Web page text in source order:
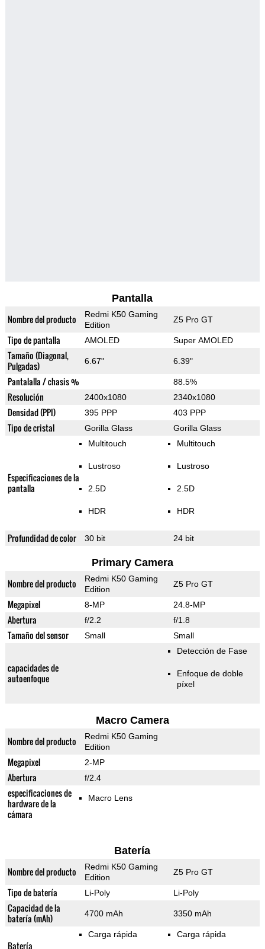
Pantalla
Nombre del producto
Redmi K50 Gaming
Edition
Z5 Pro GT
Tipo de pantalla AMOLED Super AMOLED
Tamaño (Diagonal,
Pulgadas)
6.67" 6.39"
Pantalalla / chasis % 88.5%
Resolución 2400x1080 2340x1080
Densidad (PPI) 395 PPP 403 PPP
Tipo de cristal Gorilla Glass Gorilla Glass
Especificaciones de la
pantalla
Multitouch
Lustroso
2.5D
HDR
Multitouch
Lustroso
2.5D
HDR
Profundidad de color 30 bit 24 bit
Primary Camera
Nombre del producto
Redmi K50 Gaming
Edition
Z5 Pro GT
Megapixel 8-MP 24.8-MP
Abertura f/2.2 f/1.8
Tamaño del sensor Small Small
capacidades de
autoenfoque
Detección de Fase
Enfoque de doble
píxel
Macro Camera
Nombre del producto
Redmi K50 Gaming
Edition
Megapixel 2-MP
Abertura f/2.4
especificaciones de
hardware de la
cámara
Macro Lens
Batería
Nombre del producto
Redmi K50 Gaming
Edition
Z5 Pro GT
Tipo de batería Li-Poly Li-Poly
Capacidad de la
batería (mAh)
4700 mAh 3350 mAh
Batería
Carga rápida Carga rápida